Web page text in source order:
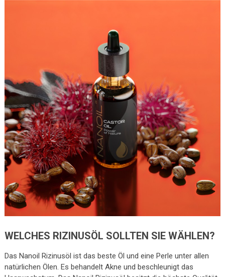
WELCHES RIZINUSÖL SOLLTEN SIE WÄHLEN?
Das Nanoil Rizinusöl ist das beste Öl und eine Perle unter allen
natürlichen Ölen. Es behandelt Akne und beschleunigt das